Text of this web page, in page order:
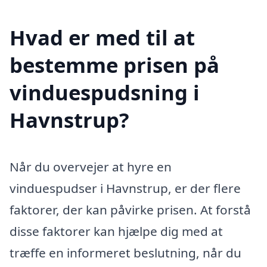
Hvad er med til at
bestemme prisen på
vinduespudsning i
Havnstrup?
Når du overvejer at hyre en
vinduespudser i Havnstrup, er der flere
faktorer, der kan påvirke prisen. At forstå
disse faktorer kan hjælpe dig med at
træffe en informeret beslutning, når du